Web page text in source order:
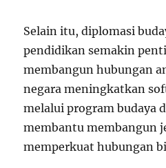
Selain itu, diplomasi
pendidikan semakin
membangun hubungan
negara meningkatkan
melalui program budaya
membantu membangun
memperkuat hubungan